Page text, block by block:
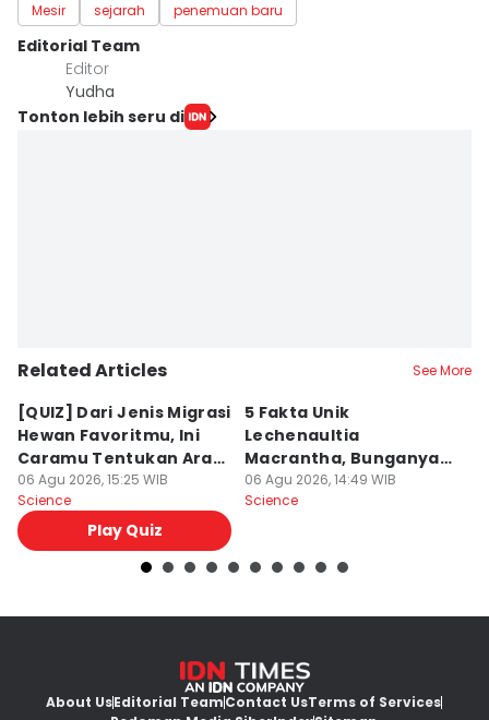
Mesir sejarah penemuan baru
Editorial Team
Editor
Yudha ‎
Tonton lebih seru di
Related Articles See More
[QUIZ] Dari Jenis Migrasi
Hewan Favoritmu, Ini
Caramu Tentukan Arah
Hidup
06 Agu 2026, 15:25 WIB
Science
Play Quiz
5 Fakta Unik
Lechenaultia
Macrantha, Bunganya
Membentuk Karangan
Alami
06 Agu 2026, 14:49 WIB
Science
About UsEditorial TeamContact UsTerms of Services